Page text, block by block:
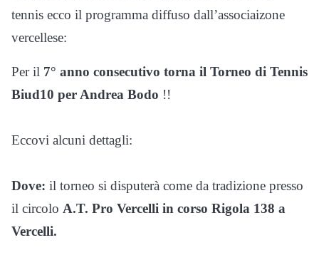
tennis ecco il programma diffuso dall’associaizone
vercellese:
Per il 7° anno consecutivo torna il Torneo di Tennis
Biud10 per Andrea Bodo !!
Eccovi alcuni dettagli:
Dove: il torneo si disputerà come da tradizione presso
il circolo A.T. Pro Vercelli in corso Rigola 138 a
Vercelli.